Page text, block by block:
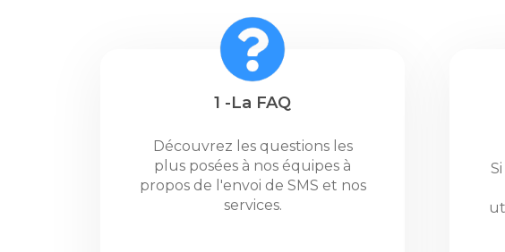
1 -La FAQ
Découvrez les questions les
plus posées à nos équipes à
propos de l'envoi de SMS et nos
services.